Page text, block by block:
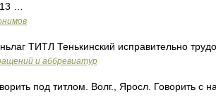
…
ТИТЛ Тенькинский исправительно
и аббревиатур
под титлом. Волг., Яросл. Говорить с